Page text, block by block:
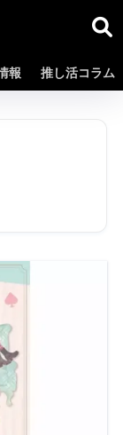
報 推し活コラム